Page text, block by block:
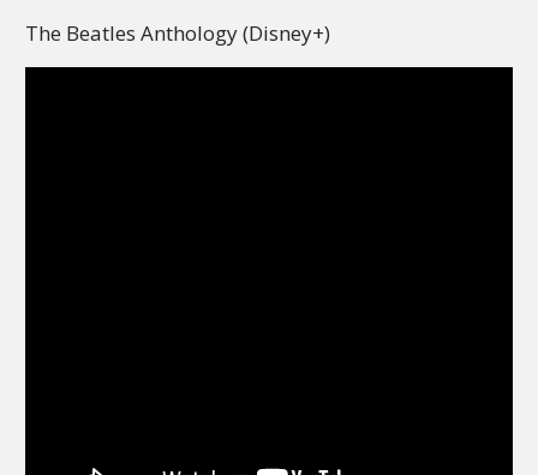
The Beatles Anthology (Disney+)